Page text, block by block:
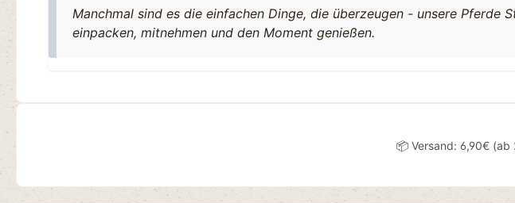
Manchmal sind es die einfachen Dinge, die überzeugen - unsere Pferde
einpacken, mitnehmen und den Moment genießen.
📦 Versand: 6,90€